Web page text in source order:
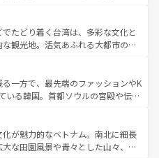
お、新着のアメリカ
を参照してほしい。
れる人々を迎えてくれるハワイの
フードやハワイアンミュージッ
など、すべてがハワイの魅力を彩
新着のハワイ情報
照してほしい。
にそびえるウルル（エアーズロッ
い原生林やケアンズの熱帯雨林な
。また、カフェやワイン、オージ
充実しており、サーフィンやダイ
、アウトドア好きにはたまらな
彩な魅力を存分に味わいつくそ
たどり着く台湾は、多彩な文化と
観光地。活気あふれる大都市の台
である台湾東部など、都市の喧騒
ており、訪れる人に新しい発見と
。また、奥深い台湾の食文化も魅
ーツなど、バラエティ豊かな料理
なお、新着の台湾情報は コンテンツ一覧を参
一方で、最先端のファッションやK
いる韓国。首都ソウルの宮殿や伝統
四季折々の自然美を楽しむことが
や焼肉、絶品のストリートフード
理が待っている。夜には、韓国な
が魅力的なベトナム。南北に細長
な田園風景や青々とした山々、世